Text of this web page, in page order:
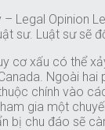
– Legal Opinion
sư. Luật sư sẽ
cơ xấu có thể
Ngoài
chính vào
gia một
bị chu đáo sẽ